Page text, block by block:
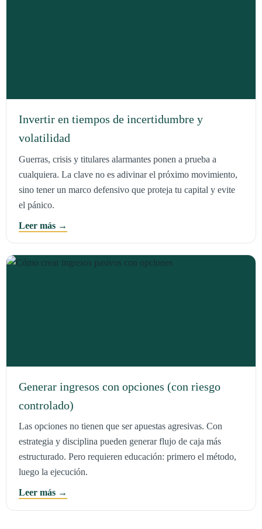
Invertir en tiempos de incertidumbre y
volatilidad
Guerras, crisis y titulares alarmantes ponen a prueba a
cualquiera. La clave no es adivinar el próximo movimiento,
sino tener un marco defensivo que proteja tu capital y evite
el pánico.
Leer más →
Generar ingresos con opciones (con riesgo
controlado)
Las opciones no tienen que ser apuestas agresivas. Con
estrategia y disciplina pueden generar flujo de caja más
estructurado. Pero requieren educación: primero el método,
luego la ejecución.
Leer más →